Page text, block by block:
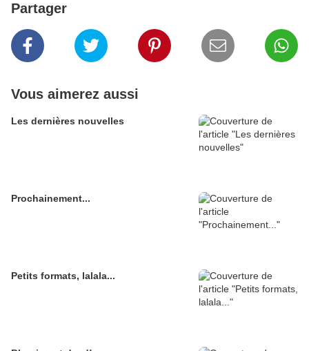
Partager
Vous aimerez aussi
Les dernières nouvelles
Prochainement...
Petits formats, lalala...